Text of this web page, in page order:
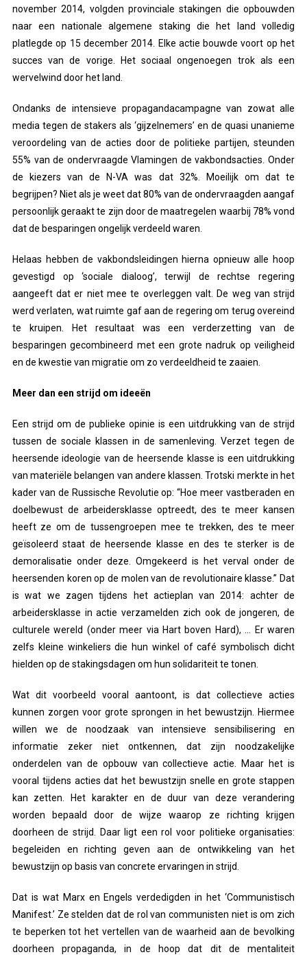
november 2014, volgden provinciale stakingen die opbouwden
naar een nationale algemene staking die het land volledig
platlegde op 15 december 2014. Elke actie bouwde voort op het
succes van de vorige. Het sociaal ongenoegen trok als een
wervelwind door het land.
Ondanks de intensieve propagandacampagne van zowat alle
media tegen de stakers als ‘gijzelnemers’ en de quasi unanieme
veroordeling van de acties door de politieke partijen, steunden
55% van de ondervraagde Vlamingen de vakbondsacties. Onder
de kiezers van de N-VA was dat 32%. Moeilijk om dat te
begrijpen? Niet als je weet dat 80% van de ondervraagden aangaf
persoonlijk geraakt te zijn door de maatregelen waarbij 78% vond
dat de besparingen ongelijk verdeeld waren.
Helaas hebben de vakbondsleidingen hierna opnieuw alle hoop
gevestigd op ‘sociale dialoog’, terwijl de rechtse regering
aangeeft dat er niet mee te overleggen valt. De weg van strijd
werd verlaten, wat ruimte gaf aan de regering om terug overeind
te kruipen. Het resultaat was een verderzetting van de
besparingen gecombineerd met een grote nadruk op veiligheid
en de kwestie van migratie om zo verdeeldheid te zaaien.
Meer dan een strijd om ideeën
Een strijd om de publieke opinie is een uitdrukking van de strijd
tussen de sociale klassen in de samenleving. Verzet tegen de
heersende ideologie van de heersende klasse is een uitdrukking
van materiële belangen van andere klassen. Trotski merkte in het
kader van de Russische Revolutie op: “Hoe meer vastberaden en
doelbewust de arbeidersklasse optreedt, des te meer kansen
heeft ze om de tussengroepen mee te trekken, des te meer
geïsoleerd staat de heersende klasse en des te sterker is de
demoralisatie onder deze. Omgekeerd is het verval onder de
heersenden koren op de molen van de revolutionaire klasse.” Dat
is wat we zagen tijdens het actieplan van 2014: achter de
arbeidersklasse in actie verzamelden zich ook de jongeren, de
culturele wereld (onder meer via Hart boven Hard), … Er waren
zelfs kleine winkeliers die hun winkel of café symbolisch dicht
hielden op de stakingsdagen om hun solidariteit te tonen.
Wat dit voorbeeld vooral aantoont, is dat collectieve acties
kunnen zorgen voor grote sprongen in het bewustzijn. Hiermee
willen we de noodzaak van intensieve sensibilisering en
informatie zeker niet ontkennen, dat zijn noodzakelijke
onderdelen van de opbouw van collectieve actie. Maar het is
vooral tijdens acties dat het bewustzijn snelle en grote stappen
kan zetten. Het karakter en de duur van deze verandering
worden bepaald door de wijze waarop ze richting krijgen
doorheen de strijd. Daar ligt een rol voor politieke organisaties:
begeleiden en richting geven aan de ontwikkeling van het
bewustzijn op basis van concrete ervaringen in strijd.
Dat is wat Marx en Engels verdedigden in het ‘Communistisch
Manifest.’ Ze stelden dat de rol van communisten niet is om zich
te beperken tot het vertellen van de waarheid aan de bevolking
doorheen propaganda, in de hoop dat dit de mentaliteit